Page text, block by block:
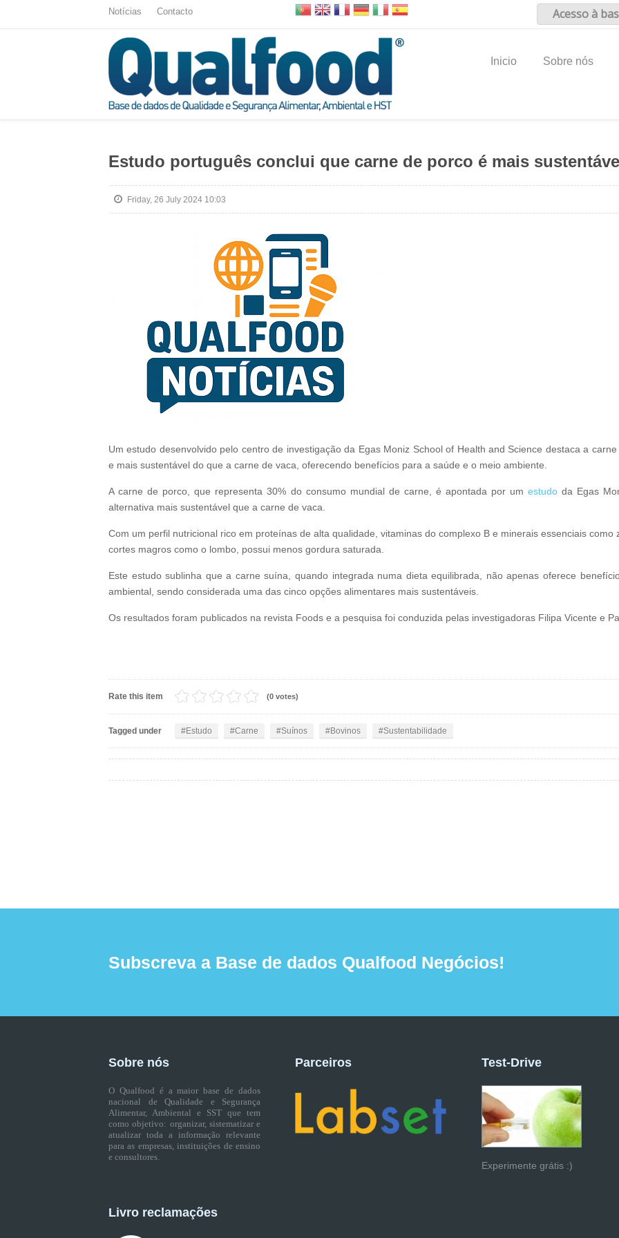
Notícias Contacto Acesso à
Inicio Sobre nós
Estudo português conclui que carne de porco é mais
Friday, 26 July 2024 10:03
Um estudo desenvolvido pelo centro de investigação da Egas Moniz School of Health and Science destaca a
e mais sustentável do que a carne de vaca, oferecendo benefícios para a saúde e o meio ambiente.
A carne de porco, que representa 30% do consumo mundial de carne, é apontada por umestudo da Egas
alternativa mais sustentável que a carne de vaca.
Com um perfil nutricional rico em proteínas de alta qualidade, vitaminas do complexo B e minerais essenciais
cortes magros como o lombo, possui menos gordura saturada.
Este estudo sublinha que a carne suína, quando integrada numa dieta equilibrada, não apenas oferece
ambiental, sendo considerada uma das cinco opções alimentares mais sustentáveis.
Os resultados foram publicados na revista Foods e a pesquisa foi conduzida pelas investigadoras Filipa Vicente e
Rate this item (0 votes)
Tagged under Estudo Carne Suínos Bovinos Sustentabilidade
Subscreva a Base de dados Qualfood Negócios!
Sobre nós
O Qualfood é a maior base de dados
nacional de Qualidade e Segurança
Alimentar, Ambiental e SST que tem
como objetivo: organizar, sistematizar e
atualizar toda a informação relevante
para as empresas, instituições de ensino
e consultores.
Livro reclamações
Parceiros Test-Drive
Experimente grátis :)